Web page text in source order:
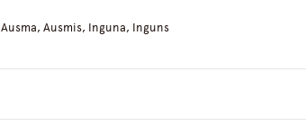
Ausma, Ausmis, Inguna, Inguns